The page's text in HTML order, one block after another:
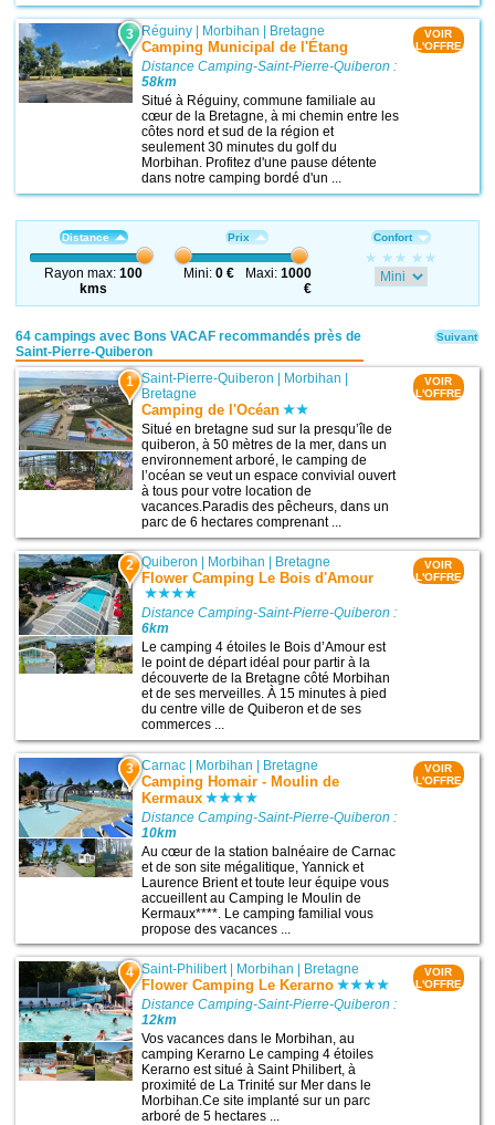
3 Réguiny Morbihan Bretagne
Camping Municipal de l'Étang
Distance Camping-Saint-Pierre-Quiberon :
58km
Situé à Réguiny, commune familiale au
cœur de la Bretagne, à mi chemin entre les
côtes nord et sud de la région et
seulement 30 minutes du golf du
Morbihan. Profitez d'une pause détente
dans notre camping bordé d'un ...
VOIR
L'OFFRE
Distance
Rayon max:100
kms
Prix
Mini: 0 € Maxi:1000
€
Confort
64 campings avec Bons VACAF recommandés près de
Saint-Pierre-Quiberon
1 Saint-Pierre-Quiberon Morbihan
Bretagne
Camping de l'Océan
Situé en bretagne sud sur la presqu’île de
quiberon, à 50 mètres de la mer, dans un
environnement arboré, le camping de
l’océan se veut un espace convivial ouvert
à tous pour votre location de
vacances.Paradis des pêcheurs, dans un
parc de 6 hectares comprenant ...
VOIR
L'OFFRE
2 Quiberon Morbihan Bretagne
Flower Camping Le Bois d'Amour
Distance Camping-Saint-Pierre-Quiberon :
6km
Le camping 4 étoiles le Bois d’Amour est
le point de départ idéal pour partir à la
découverte de la Bretagne côté Morbihan
et de ses merveilles. À 15 minutes à pied
du centre ville de Quiberon et de ses
commerces ...
VOIR
L'OFFRE
3 Carnac | Morbihan | Bretagne
Camping Homair - Moulin de
Kermaux
Distance Camping-Saint-Pierre-Quiberon :
10km
Au cœur de la station balnéaire de Carnac
et de son site mégalitique, Yannick et
Laurence Brient et toute leur équipe vous
accueillent au Camping le Moulin de
Kermaux****. Le camping familial vous
propose des vacances ...
VOIR
L'OFFRE
4 Saint-Philibert| Morbihan | Bretagne
Flower Camping Le Kerarno
Distance Camping-Saint-Pierre-Quiberon :
12km
Vos vacances dans le Morbihan, au
camping Kerarno Le camping 4 étoiles
Kerarno est situé à Saint Philibert, à
proximité de La Trinité sur Mer dans le
Morbihan.Ce site implanté sur un parc
arboré de 5 hectares ...
VOIR
L'OFFRE
Suivant